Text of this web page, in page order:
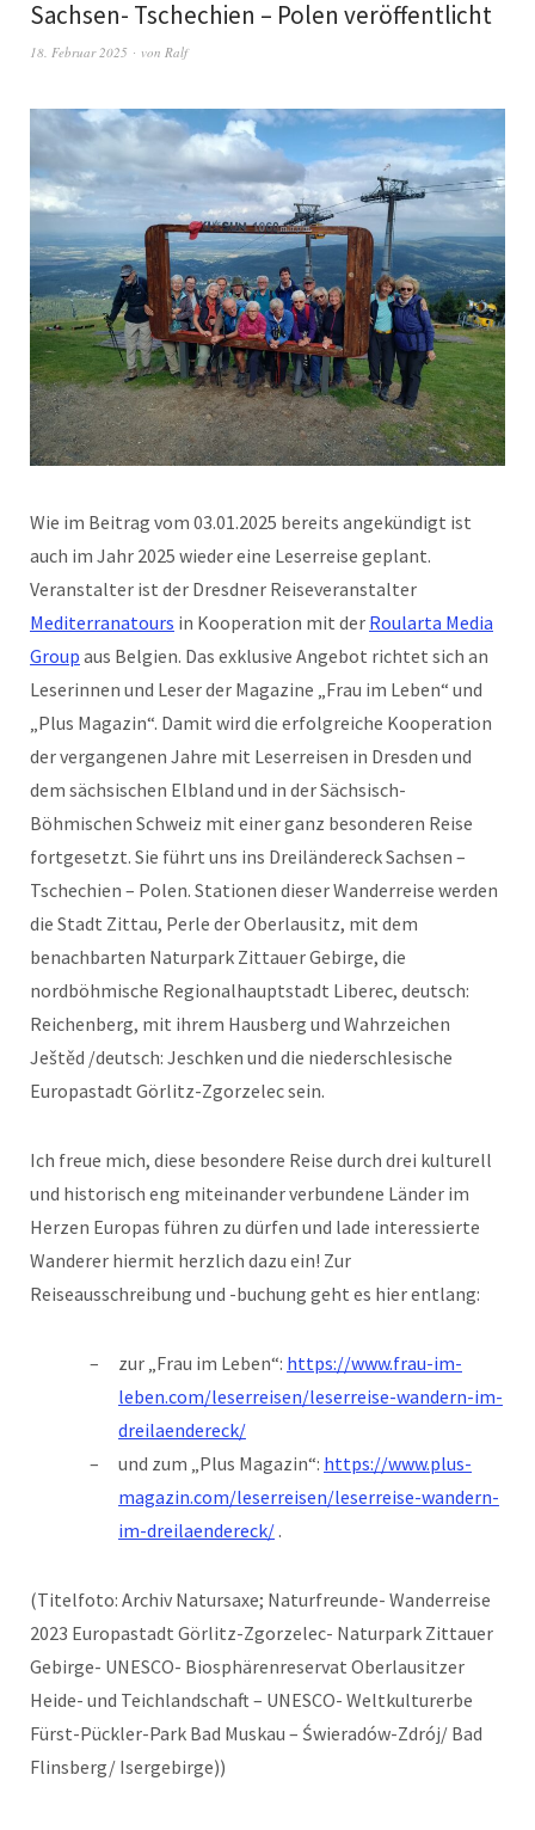
Sachsen- Tschechien – Polen veröffentlicht
18. Februar 2025 von Ralf
Wie im Beitrag vom 03.01.2025 bereits angekündigt ist
auch im Jahr 2025 wieder eine Leserreise geplant.
Veranstalter ist der Dresdner Reiseveranstalter
Mediterranatours in Kooperation mit der Roularta Media
Group aus Belgien. Das exklusive Angebot richtet sich an
Leserinnen und Leser der Magazine „Frau im Leben“ und
„Plus Magazin“. Damit wird die erfolgreiche Kooperation
der vergangenen Jahre mit Leserreisen in Dresden und
dem sächsischen Elbland und in der Sächsisch-
Böhmischen Schweiz mit einer ganz besonderen Reise
fortgesetzt. Sie führt uns ins Dreiländereck Sachsen –
Tschechien – Polen. Stationen dieser Wanderreise werden
die Stadt Zittau, Perle der Oberlausitz, mit dem
benachbarten Naturpark Zittauer Gebirge, die
nordböhmische Regionalhauptstadt Liberec, deutsch:
Reichenberg, mit ihrem Hausberg und Wahrzeichen
Ještěd /deutsch: Jeschken und die niederschlesische
Europastadt Görlitz-Zgorzelec sein.
Ich freue mich, diese besondere Reise durch drei kulturell
und historisch eng miteinander verbundene Länder im
Herzen Europas führen zu dürfen und lade interessierte
Wanderer hiermit herzlich dazu ein! Zur
Reiseausschreibung und -buchung geht es hier entlang:
zur „Frau im Leben“: https://www.frau-im-
leben.com/leserreisen/leserreise-wandern-im-
dreilaendereck/
und zum „Plus Magazin“: https://www.plus-
magazin.com/leserreisen/leserreise-wandern-
im-dreilaendereck/ .
(Titelfoto: Archiv Natursaxe; Naturfreunde- Wanderreise
2023 Europastadt Görlitz-Zgorzelec- Naturpark Zittauer
Gebirge- UNESCO- Biosphärenreservat Oberlausitzer
Heide- und Teichlandschaft – UNESCO- Weltkulturerbe
Fürst-Pückler-Park Bad Muskau – Świeradów-Zdrój/ Bad
Flinsberg/ Isergebirge))